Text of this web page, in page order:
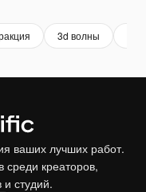
3d волны
ваших лучших работ.
креаторов,
и студий.